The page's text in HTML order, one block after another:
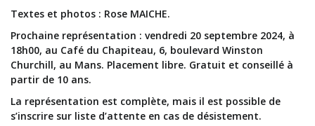
Textes et photos : Rose MAICHE.
Prochaine représentation : vendredi 20 septembre 2024, à
18h00, au Café du Chapiteau, 6, boulevard Winston
Churchill, au Mans. Placement libre. Gratuit et conseillé à
partir de 10 ans.
La représentation est complète, mais il est possible de
s’inscrire sur liste d’attente en cas de désistement.